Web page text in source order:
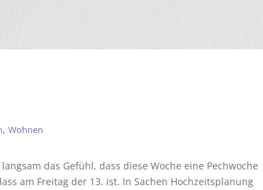
, Wohnen
das Gefühl, dass diese Woche eine Pechwoche
am Freitag der 13. ist. In Sachen Hochzeitsplanung